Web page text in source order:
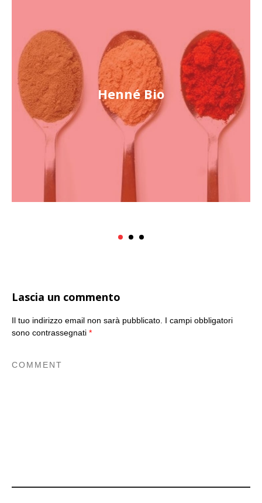
Henné Bio
Lascia un commento
Il tuo indirizzo email non sarà pubblicato. I campi obbligatori
sono contrassegnati *